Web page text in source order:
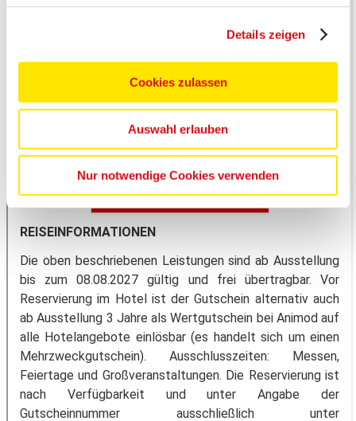
Details zeigen
Cookies zulassen
Auswahl erlauben
Nur notwendige Cookies verwenden